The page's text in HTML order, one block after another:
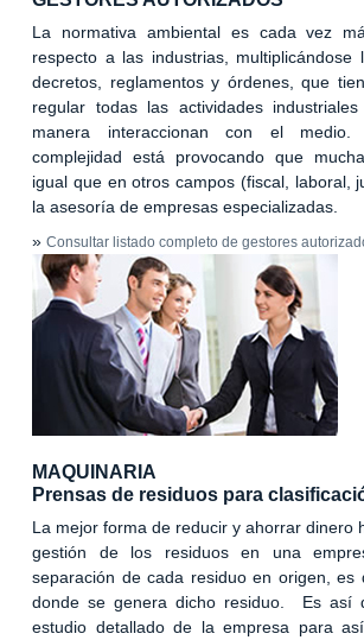
La normativa ambiental es cada vez
respecto a las industrias, multiplicándose
decretos, reglamentos y órdenes, que
regular todas las actividades
manera interaccionan con el medio.
complejidad está provocando que
igual que en otros campos (fiscal, laboral,
la asesoría de empresas especializadas.
» Consultar listado completo de gestores
MAQUINARIA
Prensas de residuos para
La mejor forma de reducir y ahorrar dinero
gestión de los residuos en una
separación de cada residuo en origen, es
donde se genera dicho residuo. Es así
estudio detallado de la empresa para